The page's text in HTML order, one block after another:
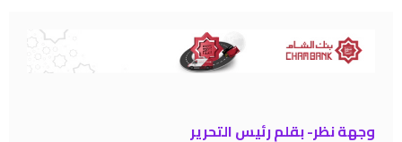
وجهة نظر- بقلم رئيس التحرير